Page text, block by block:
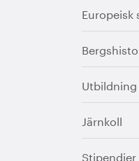
Utbildning
Järnkoll
Stipendier